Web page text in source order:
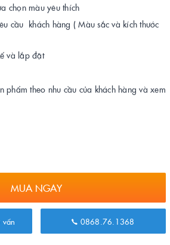
chọn màu yêu thích
cầu khách hàng ( Màu sắc và kích thước
và lắp đặt
phẩm theo nhu cầu của khách hàng và xem
MUA NGAY
0868.76.1368